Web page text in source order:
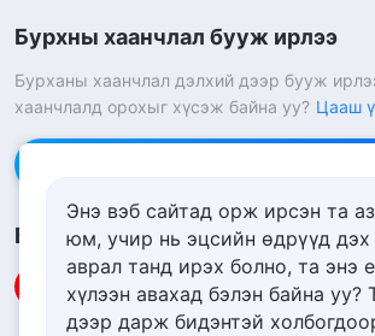
Бурхны хаанчлал бууж ирлээ
Бурханы хаанчлал дэлхий дээр бууж
хаанчлалд орохыг хүсэж байна уу? Цааш
Биднийг дагах
Энэ вэб сайтад орж ирсэн та
юм, учир нь эцсийн өдрүүд
аврал танд ирэх болно, та энэ
хүлээн авахад бэлэн байна уу?
дээр дарж бидэнтэй